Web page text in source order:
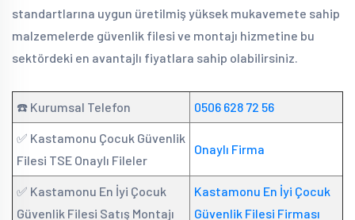
standartlarına uygun üretilmiş yüksek mukavemete sahip
malzemelerde güvenlik filesi ve montajı hizmetine bu
sektördeki en avantajlı fiyatlara sahip olabilirsiniz.
☎️ Kurumsal Telefon 0506 628 72 56
✅ Kastamonu Çocuk Güvenlik
Filesi TSE Onaylı Fileler
Onaylı Firma
✅ Kastamonu En İyi Çocuk
Güvenlik Filesi Satış Montajı
Kastamonu En İyi Çocuk
Güvenlik Filesi Firması